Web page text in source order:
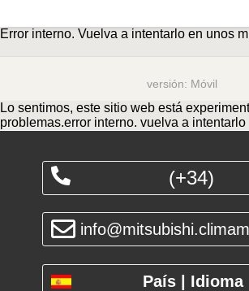
Error interno. Vuelva a intentarlo en unos
versión: Móvil
Lo sentimos, este sitio web está
problemas.error interno. vuelva a intentarlo
(+34)
País | Idioma